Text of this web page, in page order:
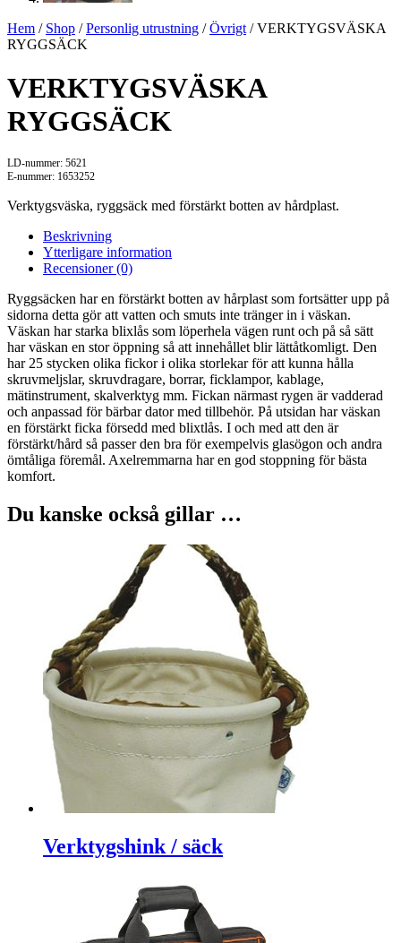
Hem / Shop /Personlig utrustning /Övrigt / VERKTYGSVÄSKA
RYGGSÄCK
VERKTYGSVÄSKA
RYGGSÄCK
LD-nummer: 5621
E-nummer: 1653252
Verktygsväska, ryggsäck med förstärkt botten av hårdplast.
Beskrivning
Ytterligare information
Recensioner (0)
Ryggsäcken har en förstärkt botten av hårplast som fortsätter upp på
sidorna detta gör att vatten och smuts inte tränger in i väskan.
Väskan har starka blixlås som löperhela vägen runt och på så sätt
har väskan en stor öppning så att innehållet blir lättåtkomligt. Den
har 25 stycken olika fickor i olika storlekar för att kunna hålla
skruvmeljslar, skruvdragare, borrar, ficklampor, kablage,
mätinstrument, skalverktyg mm. Fickan närmast rygen är vadderad
och anpassad för bärbar dator med tillbehör. På utsidan har väskan
en förstärkt ficka försedd med blixtlås. I och med att den är
förstärkt/hård så passer den bra för exempelvis glasögon och andra
ömtåliga föremål. Axelremmarna har en god stoppning för bästa
komfort.
Du kanske också gillar …
Verktygshink / säck